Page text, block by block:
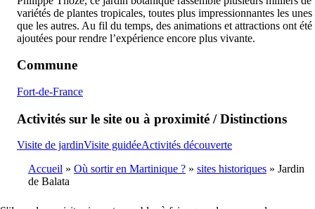
variétés de plantes tropicales, toutes plus impressionnantes les unes
que les autres. Au fil du temps, des animations et attractions ont été
ajoutées pour rendre l’expérience encore plus vivante.
Commune
Fort-de-France
Activités sur le site ou à proximité / Distinctions
Visite de jardinVisite guidéeActivités découverte
Breadcrumb
Accueil Où sortir en Martinique ? sites historiques
Jardin
de Balata